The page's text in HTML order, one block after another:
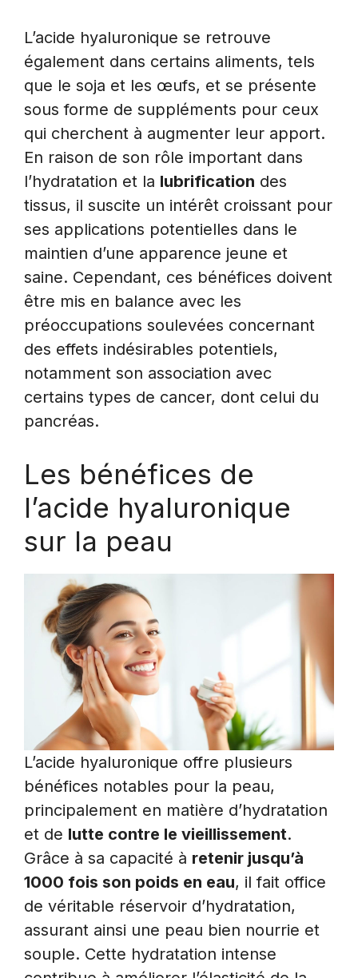
L’acide hyaluronique se retrouve
également dans certains aliments, tels
que le soja et les œufs, et se présente
sous forme de suppléments pour ceux
qui cherchent à augmenter leur apport.
En raison de son rôle important dans
l’hydratation et la lubrification des
tissus, il suscite un intérêt croissant pour
ses applications potentielles dans le
maintien d’une apparence jeune et
saine. Cependant, ces bénéfices doivent
être mis en balance avec les
préoccupations soulevées concernant
des effets indésirables potentiels,
notamment son association avec
certains types de cancer, dont celui du
pancréas.
Les bénéfices de
l’acide hyaluronique
sur la peau
L’acide hyaluronique offre plusieurs
bénéfices notables pour la peau,
principalement en matière d’hydratation
et de lutte contre le vieillissement.
Grâce à sa capacité à retenir jusqu’à
1000 fois son poids en eau, il fait office
de véritable réservoir d’hydratation,
assurant ainsi une peau bien nourrie et
souple. Cette hydratation intense